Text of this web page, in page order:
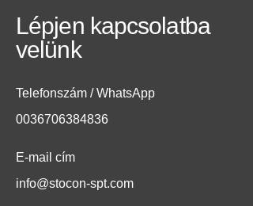
Lépjen kapcsolatba
velünk
Telefonszám / WhatsApp
0036706384836
E-mail cím
info@stocon-spt.com